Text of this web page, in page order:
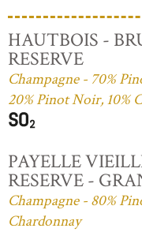
HAUTBOIS -
RESERVE
Champagne - 70%
20% Pinot Noir, 10%
PAYELLE
RESERVE -
Champagne - 80%
Chardonnay